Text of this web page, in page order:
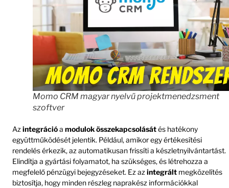
Momo CRM magyar nyelvű projektmenedzsment
szoftver
Az integrációa modulok összekapcsolásátés hatékony
együttműködését jelentik. Például, amikor egy értékesítési
rendelés érkezik, az automatikusan frissíti a készletnyilvántartást.
Elindítja a gyártási folyamatot, ha szükséges, és létrehozza a
megfelelő pénzügyi bejegyzéseket. Ez az integrált megközelítés
biztosítja, hogy minden részleg naprakész információkkal